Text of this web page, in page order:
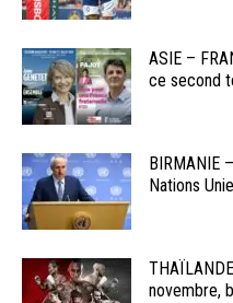
ASIE –
ce second
BIRMANIE
Nations
novembre,